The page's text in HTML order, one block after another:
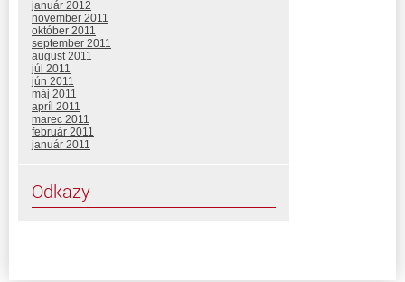
január 2012
november 2011
október 2011
september 2011
august 2011
júl 2011
jún 2011
máj 2011
apríl 2011
marec 2011
február 2011
január 2011
Odkazy